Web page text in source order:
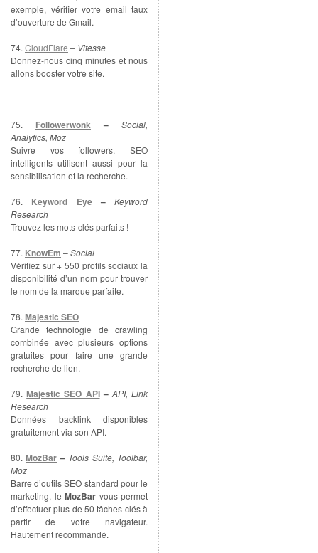
exemple, vérifier votre email taux
d’ouverture de Gmail.
74.CloudFlare – Vitesse
Donnez-nous cinq minutes et nous
allons booster votre site.
75. Followerwonk – Social,
Analytics, Moz
Suivre vos followers. SEO
intelligents utilisent aussi pour la
sensibilisation et la recherche.
76. Keyword Eye– Keyword
Research
Trouvez les mots-clés parfaits !
77. KnowEm –Social
Vérifiez sur + 550 profils sociaux la
disponibilité d’un nom pour trouver
le nom de la marque parfaite.
78.Majestic SEO
Grande technologie de crawling
combinée avec plusieurs options
gratuites pour faire une grande
recherche de lien.
79.Majestic SEO API–API, Link
Research
Données backlink disponibles
gratuitement via son API.
80.MozBar – Tools Suite, Toolbar,
Moz
Barre d’outils SEO standard pour le
marketing, le MozBar vous permet
d’effectuer plus de 50 tâches clés à
partir de votre navigateur.
Hautement recommandé.